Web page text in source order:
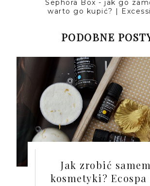
Sephora Box - jak go
warto go kupić? |
PODOBNE
Jak zrobić
kosmetyki? Ecospa